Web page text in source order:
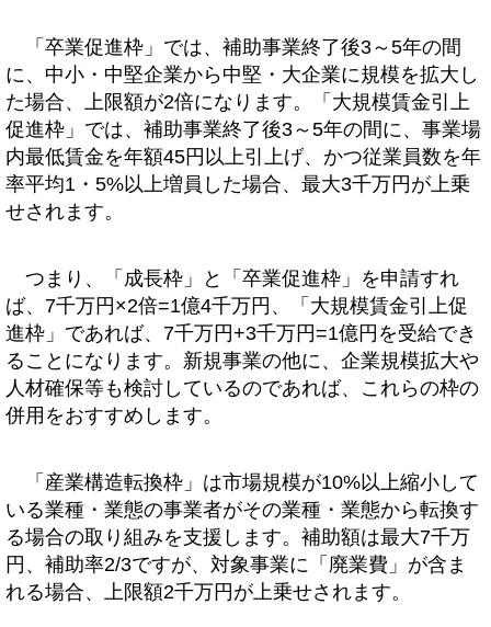
「卒業促進枠」では、補助事業終了後3～5年の間
に、中小・中堅企業から中堅・大企業に規模を拡大し
た場合、上限額が2倍になります。「大規模賃金引上
促進枠」では、補助事業終了後3～5年の間に、事業場
内最低賃金を年額45円以上引上げ、かつ従業員数を年
率平均1・5%以上増員した場合、最大3千万円が上乗
せされます。
つまり、「成長枠」と「卒業促進枠」を申請すれ
ば、7千万円×2倍=1億4千万円、「大規模賃金引上促
進枠」であれば、7千万円+3千万円=1億円を受給でき
ることになります。新規事業の他に、企業規模拡大や
人材確保等も検討しているのであれば、これらの枠の
併用をおすすめします。
「産業構造転換枠」は市場規模が10%以上縮小して
いる業種・業態の事業者がその業種・業態から転換す
る場合の取り組みを支援します。補助額は最大7千万
円、補助率2/3ですが、対象事業に「廃業費」が含ま
れる場合、上限額2千万円が上乗せされます。